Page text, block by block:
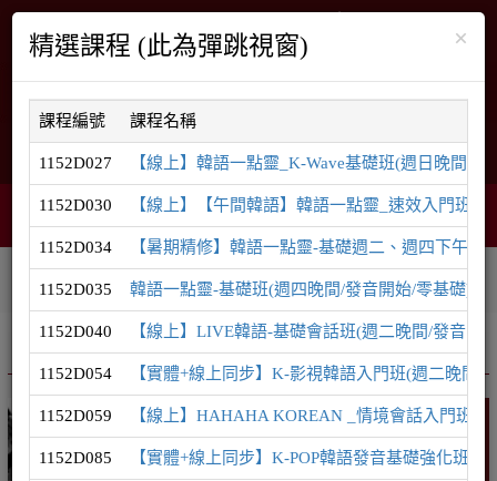
English 網站導覽
網頁選單
購物車 0
智能客服
學員登入
課程系列
相關連結
推廣課程 韓語系列
韓語
×
精選課程 (此為彈跳視窗)
課程編號 課程名稱
1152D027 【線上】韓語一點靈_K-Wave基礎班(週日晚間/
1152D030 【線上】【午間韓語】韓語一點靈_速效入門班(
1152D034 【暑期精修】韓語一點靈-基礎週二、週四下午密
1152D035 韓語一點靈-基礎班(週四晚間/發音開始/零基礎)
1152D040 【線上】LIVE韓語-基礎會話班(週二晚間/發音開
1152D054 【實體+線上同步】K-影視韓語入門班(週二晚間/
1152D059 【線上】HAHAHA KOREAN _情境會話入門班(
1152D085 【實體+線上同步】K-POP韓語發音基礎強化班(